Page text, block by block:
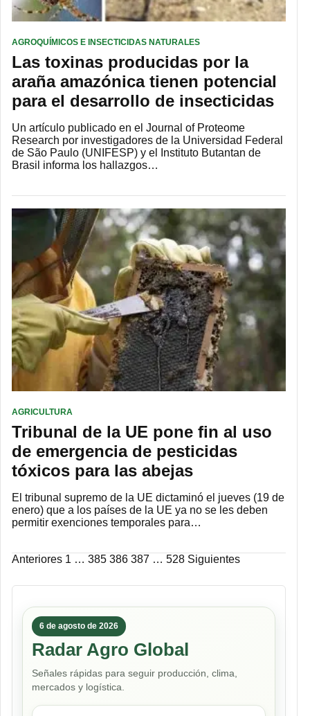
AGROQUÍMICOS E INSECTICIDAS NATURALES
Las toxinas producidas por la
araña amazónica tienen potencial
para el desarrollo de insecticidas
Un artículo publicado en el Journal of Proteome
Research por investigadores de la Universidad Federal
de São Paulo (UNIFESP) y el Instituto Butantan de
Brasil informa los hallazgos…
AGRICULTURA
Tribunal de la UE pone fin al uso
de emergencia de pesticidas
tóxicos para las abejas
El tribunal supremo de la UE dictaminó el jueves (19 de
enero) que a los países de la UE ya no se les deben
permitir exenciones temporales para…
Paginación
de
Anteriores 1 … 385 386 387 … 528 Siguientes
6 de agosto de 2026
Radar Agro Global
Señales rápidas para seguir producción, clima,
mercados y logística.